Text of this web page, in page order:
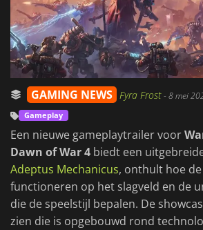
GAMING NEWS Fyra Frost-8 mei
Gameplay
Een nieuwe gameplaytrailer voor
Dawn of War 4 biedt een
Adeptus Mechanicus, onthult hoe
functioneren op het slagveld en de
die de speelstijl bepalen. De
zien die is opgebouwd rond